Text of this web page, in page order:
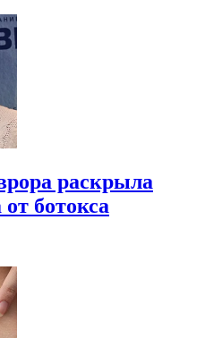
раскрыла
ботокса